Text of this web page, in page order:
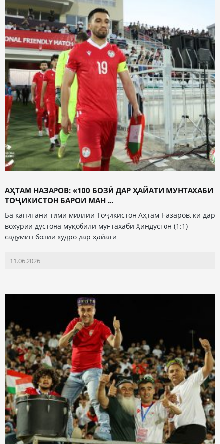
АҲТАМ НАЗАРОВ: «100 БОЗӢ ДАР ҲАЙАТИ МУНТАХАБИ
ТОҶИКИСТОН БАРОИ МАН ...
Ба капитани тими миллии Тоҷикистон Аҳтам Назаров, ки дар
вохӯрии дӯстона муқобили мунтахаби Ҳиндустон (1:1)
садумин бозии худро дар ҳайати
11.06.2026